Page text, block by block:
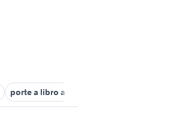
porte a libro arredamento Lazio